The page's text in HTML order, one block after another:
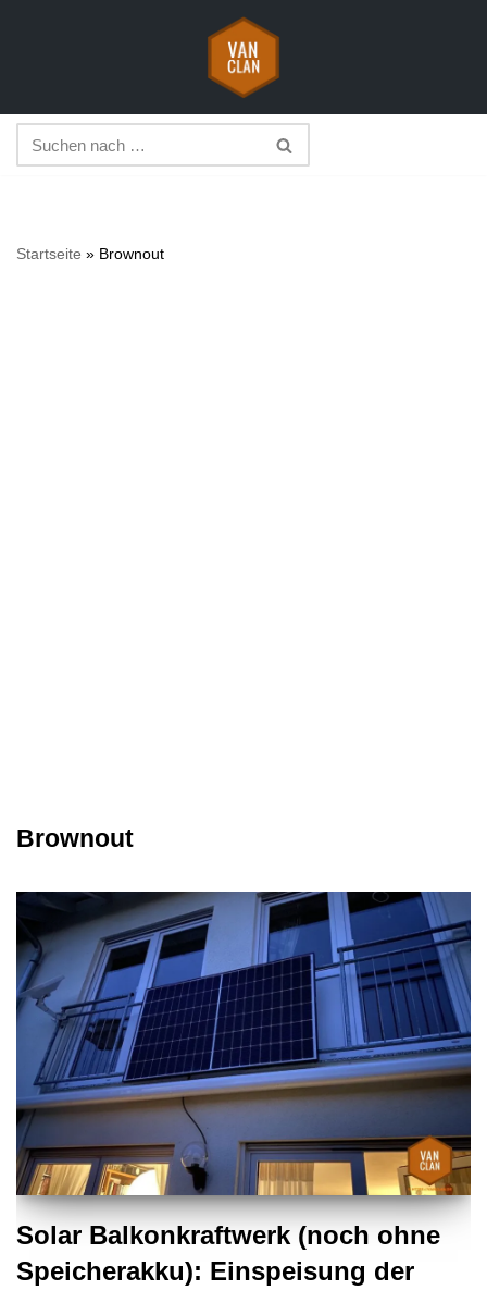
springen
Startseite » Brownout
Brownout
Solar Balkonkraftwerk (noch ohne
Speicherakku): Einspeisung der